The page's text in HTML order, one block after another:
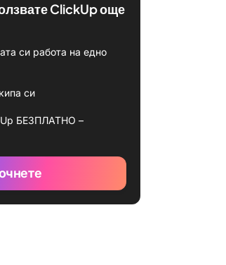
ClickUp още
си работа на едно
си
БЕЗПЛАТНО –